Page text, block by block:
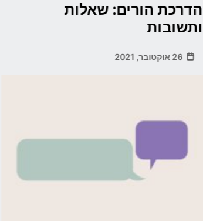
הדרכת הורים: שאלות
ותשובות